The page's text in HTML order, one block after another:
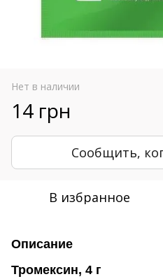
Нет в наличии
14 грн
Сообщить,
В избранное
Описание
Тромексин, 4 г